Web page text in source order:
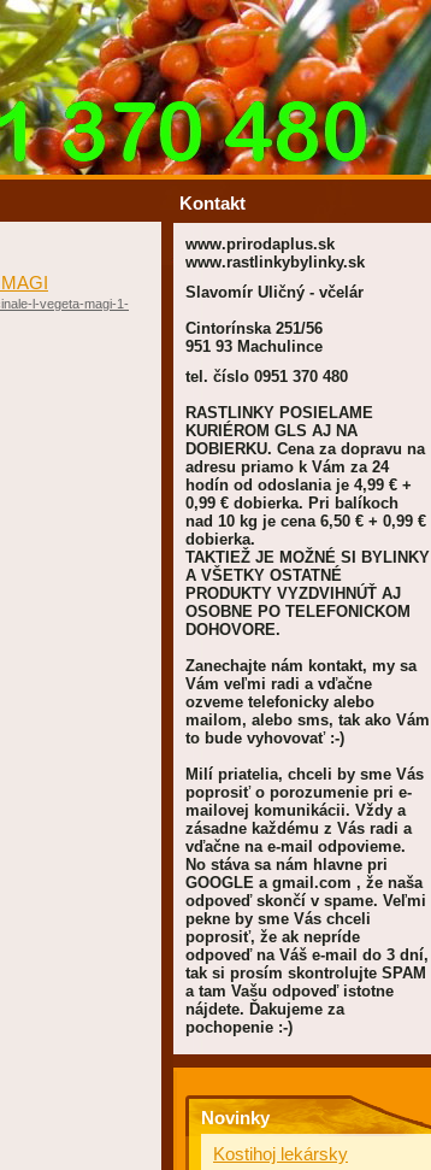
l-vegeta-magi-1-
Kontakt
www.prirodaplus.sk
www.rastlinkybylinky.sk
Slavomír Uličný - včelár
Cintorínska 251/56
951 93 Machulince
tel. číslo 0951 370 480
RASTLINKY POSIELAME
KURIÉROM GLS AJ NA
DOBIERKU. Cena za dopravu na
adresu priamo k Vám za 24
hodín od odoslania je 4,99 € +
0,99 € dobierka. Pri balíkoch
nad 10 kg je cena 6,50 € + 0,99 €
dobierka.
TAKTIEŽ JE MOŽNÉ SI BYLINKY
A VŠETKY OSTATNÉ
PRODUKTY VYZDVIHNÚŤ AJ
OSOBNE PO TELEFONICKOM
DOHOVORE.
Zanechajte nám kontakt, my sa
Vám veľmi radi a vďačne
ozveme telefonicky alebo
mailom, alebo sms, tak ako Vám
to bude vyhovovať :-)
Milí priatelia, chceli by sme Vás
poprosiť o porozumenie pri e-
mailovej komunikácii. Vždy a
zásadne každému z Vás radi a
vďačne na e-mail odpovieme.
No stáva sa nám hlavne pri
GOOGLE a gmail.com , že naša
odpoveď skončí v spame. Veľmi
pekne by sme Vás chceli
poprosiť, že ak nepríde
odpoveď na Váš e-mail do 3 dní,
tak si prosím skontrolujte SPAM
a tam Vašu odpoveď istotne
nájdete. Ďakujeme za
pochopenie :-)
Novinky
Kostihoj lekársky